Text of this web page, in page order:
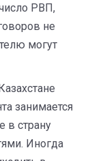
РВП,
не
могут
занимается
в страну
Иногда